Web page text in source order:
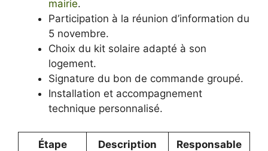
mairie.
Participation à la réunion d’information du
5 novembre.
Choix du kit solaire adapté à son
logement.
Signature du bon de commande groupé.
Installation et accompagnement
technique personnalisé.
Étape Description Responsable